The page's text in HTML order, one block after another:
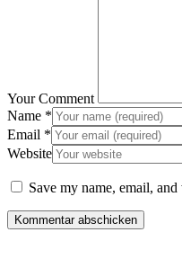
Your Comment
Name *
Email *
Website
Save my name, email,